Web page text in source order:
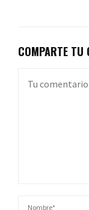
COMPARTE TU